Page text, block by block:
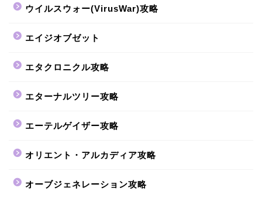
ウイルスウォー(VirusWar)攻略
エイジオブゼット
エタクロニクル攻略
エターナルツリー攻略
エーテルゲイザー攻略
オリエント・アルカディア攻略
オーブジェネレーション攻略